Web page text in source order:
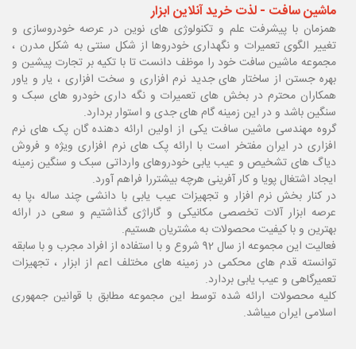
ماشین سافت - لذت خرید آنلاین ابزار
همزمان با پیشرفت علم و تکنولوژی های نوین در عرصه خودروسازی و
تغییر الگوی تعمیرات و نگهداری خودروها از شکل سنتی به شکل مدرن ،
مجموعه ماشین سافت خود را موظف دانست تا با تکیه بر تجارت پیشین و
بهره جستن از ساختار های جدید نرم افزاری و سخت افزاری ، یار و یاور
همکاران محترم در بخش های تعمیرات و نگه داری خودرو های سبک و
سنگین باشد و در این زمینه گام های جدی و استوار بردارد.
گروه مهندسی ماشین سافت یکی از اولین ارائه دهنده گان پک های نرم
افزاری در ایران مفتخر است با ارائه پک های نرم افزاری ویژه و فروش
دیاگ های تشخیص و عیب یابی خودروهای وارداتی سبک و سنگین زمینه
ایجاد اشتغال پویا و کار آفرینی هرچه بیشتررا فراهم آورد.
در کنار بخش نرم افزار و تجهیزات عیب یابی با دانشی چند ساله ،پا به
عرصه ابزار آلات تخصصی مکانیکی و گاراژی گذاشتیم و سعی در ارائه
بهترین و با کیفیت محصولات به مشتریان هستیم.
فعالیت این مجموعه از سال 92 شروع و با استفاده از افراد مجرب و با سابقه
توانسته قدم های محکمی در زمینه های مختلف اعم از ابزار ، تجهیزات
تعمیرگاهی و عیب یابی بردارد.
کلیه محصولات ارائه شده توسط این مجموعه مطابق با قوانین جمهوری
اسلامی ایران میباشد.